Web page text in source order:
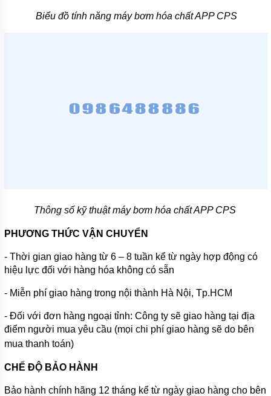
Biểu đồ tính năng máy bơm hóa chất APP CPS
Thông số kỹ thuật máy bơm hóa chất APP CPS
PHƯƠNG THỨC VẬN CHUYỂN
- Thời gian giao hàng từ 6 – 8 tuần kể từ ngày hợp động có
hiệu lực đối với hàng hóa không có sẵn
- Miễn phí giao hàng trong nội thành Hà Nội, Tp.HCM
- Đối với đơn hàng ngoại tỉnh: Công ty sẽ giao hàng tại địa
điểm người mua yêu cầu (mọi chi phí giao hàng sẽ do bên
mua thanh toán)
CHẾ ĐỘ BẢO HÀNH
Bảo hành chính hãng 12 tháng kể từ ngày giao hàng cho bên